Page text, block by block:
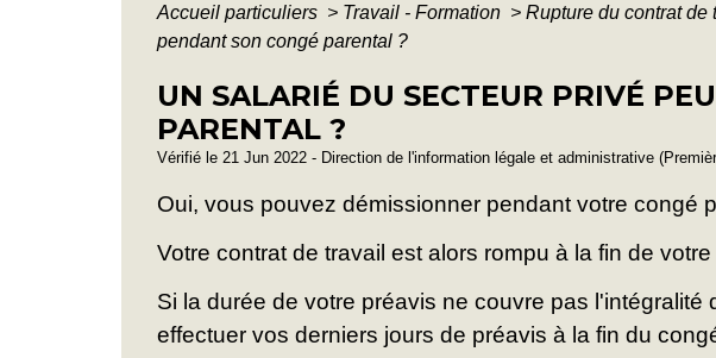
Accueil particuliers > Travail - Formation > Rupture du contrat de
pendant son congé parental ?
UN SALARIÉ DU SECTEUR PRIVÉ
PARENTAL ?
Vérifié le 21 Jun 2022 - Direction de l'information légale et administrative
Oui, vous pouvez démissionner pendant votre congé
Votre contrat de travail est alors rompu à la fin de votre
Si la durée de votre préavis ne couvre pas
effectuer vos derniers jours de préavis à la fin du